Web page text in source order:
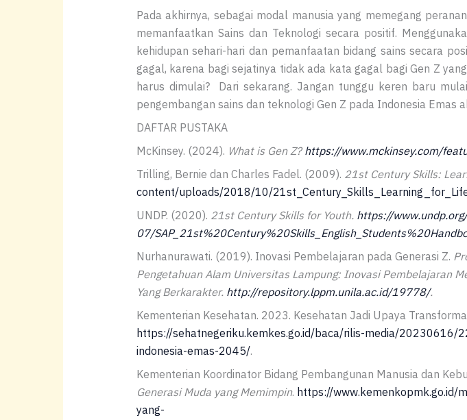
Pada akhirnya, sebagai modal manusia yang memegang
memanfaatkan Sains dan Teknologi secara positif.
kehidupan sehari-hari dan pemanfaatan bidang sains secara
gagal, karena bagi sejatinya tidak ada kata gagal bagi Gen Z
harus dimulai? Dari sekarang. Jangan tunggu keren baru
pengembangan sains dan teknologi Gen Z pada Indonesia Emas
DAFTAR PUSTAKA
McKinsey. (2024). What is Gen Z?https://www.mckinsey.com/
Trilling, Bernie dan Charles Fadel. (2009). 21st Century Skills:
content/uploads/2018/10/
UNDP. (2020). 21st Century Skills for Youth. https://
07/
Nurhanurawati. (2019). Inovasi Pembelajaran pada Generasi Z.
Pengetahuan Alam Universitas Lampung: Inovasi Pembelajaran
Yang Berkarakter. http://repository.lppm.unila.ac.id/19778/.
Kementerian Kesehatan. 2023. Kesehatan Jadi Upaya
https://sehatnegeriku.kemkes.go.id/baca/rilis-media/
indonesia-emas-2045/.
Kementerian Koordinator Bidang Pembangunan Manusia dan
Generasi Muda yang Memimpin. https://www.kemenkopmk.go.id/
yang-